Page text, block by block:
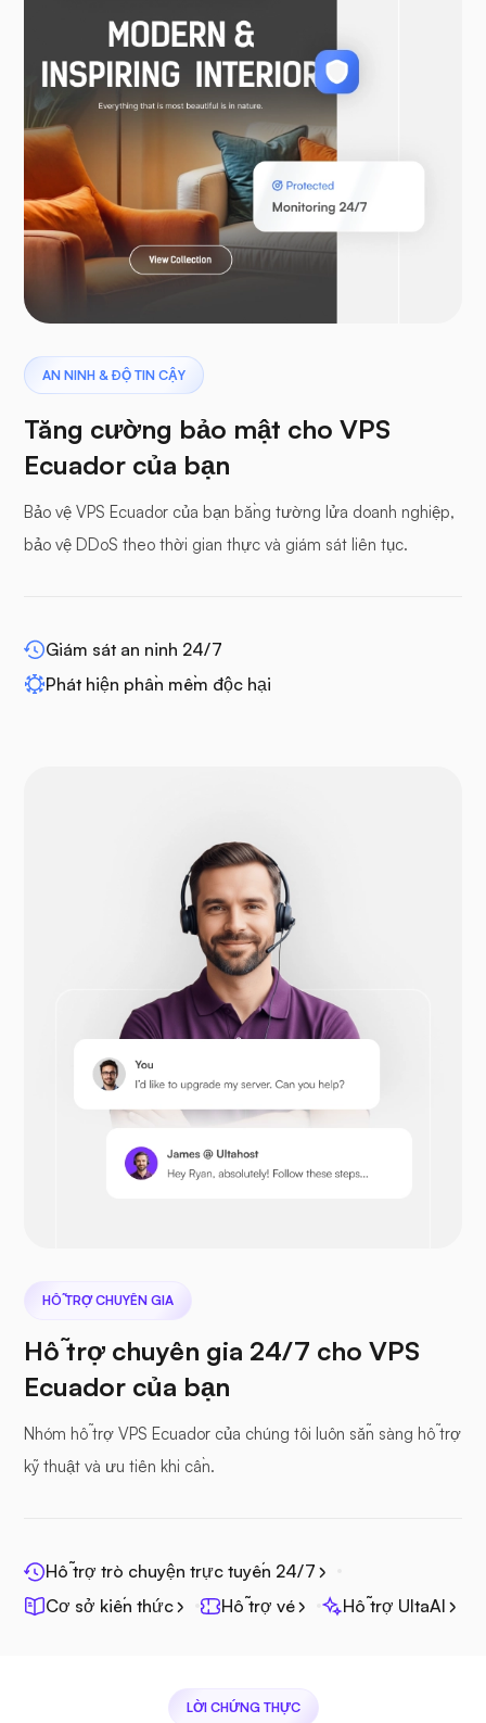
Woocommerce
Laravel
khủng long bay
Bảng đệm
WP-mở rộng
Opencart
Prestashop
Hồ sơ biển
Lăng kính quang học
AN NINH & ĐỘ TIN CẬY
Tăng cường bảo mật cho VPS
Ecuador của bạn
Bảo vệ VPS Ecuador của bạn bằng tường lửa doanh nghiệp,
bảo vệ DDoS theo thời gian thực và giám sát liên tục.
Giám sát an ninh 24/7
Phát hiện phần mềm độc hại
HỖ TRỢ CHUYÊN GIA
Hỗ trợ chuyên gia 24/7 cho VPS
Ecuador của bạn
Nhóm hỗ trợ VPS Ecuador của chúng tôi luôn sẵn sàng hỗ trợ
kỹ thuật và ưu tiên khi cần.
Hỗ trợ trò chuyện trực tuyến 24/7
Cơ sở kiến thức
Hỗ trợ vé Hỗ trợ UltaAI
LỜI CHỨNG THỰC